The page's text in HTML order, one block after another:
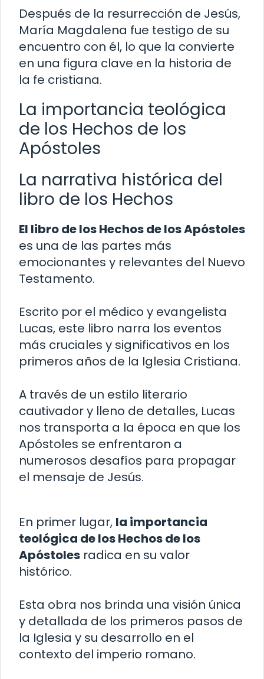
Después de la resurrección de Jesús,
María Magdalena fue testigo de su
encuentro con él, lo que la convierte
en una figura clave en la historia de
la fe cristiana.
La importancia teológica
de los Hechos de los
Apóstoles
La narrativa histórica del
libro de los Hechos
El libro de los Hechos de los Apóstoles
es una de las partes más
emocionantes y relevantes del Nuevo
Testamento.
Escrito por el médico y evangelista
Lucas, este libro narra los eventos
más cruciales y significativos en los
primeros años de la Iglesia Cristiana.
A través de un estilo literario
cautivador y lleno de detalles, Lucas
nos transporta a la época en que los
Apóstoles se enfrentaron a
numerosos desafíos para propagar
el mensaje de Jesús.
En primer lugar, la importancia
teológica de los Hechos de los
Apóstoles radica en su valor
histórico.
Esta obra nos brinda una visión única
y detallada de los primeros pasos de
la Iglesia y su desarrollo en el
contexto del imperio romano.